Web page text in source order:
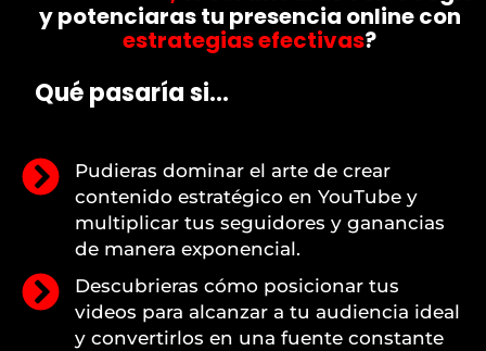
y potenciaras tu presencia online con
estrategias efectivas?
Qué pasaría si…
Pudieras dominar el arte de crear
contenido estratégico en YouTube y
multiplicar tus seguidores y ganancias
de manera exponencial.
Descubrieras cómo posicionar tus
videos para alcanzar a tu audiencia ideal
y convertirlos en una fuente constante